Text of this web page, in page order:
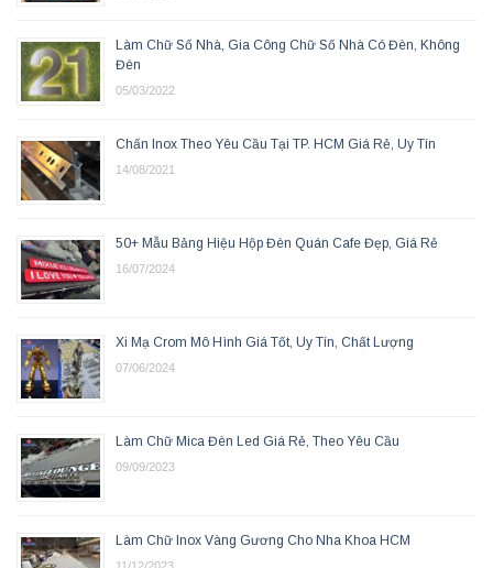
Làm Chữ Số Nhà, Gia Công Chữ Số Nhà Có Đèn, Không
Đèn
05/03/2022
Chấn Inox Theo Yêu Cầu Tại TP. HCM Giá Rẻ, Uy Tín
14/08/2021
50+ Mẫu Bảng Hiệu Hộp Đèn Quán Cafe Đẹp, Giá Rẻ
16/07/2024
Xi Mạ Crom Mô Hình Giá Tốt, Uy Tín, Chất Lượng
07/06/2024
Làm Chữ Mica Đèn Led Giá Rẻ, Theo Yêu Cầu
09/09/2023
Làm Chữ Inox Vàng Gương Cho Nha Khoa HCM